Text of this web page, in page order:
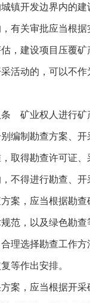
镇开发边界内的
有关审批应当根据
，建设项目压覆
活动的，可以不
条 矿业权人进行矿
编制勘查方案、
取得勘查许可证
不得进行勘查、开
案，应当根据勘
范，以及绿色勘
理选择勘查工作
等作出安排。
案，应当根据开